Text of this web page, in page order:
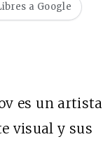
a Google
es un artista
visual y sus